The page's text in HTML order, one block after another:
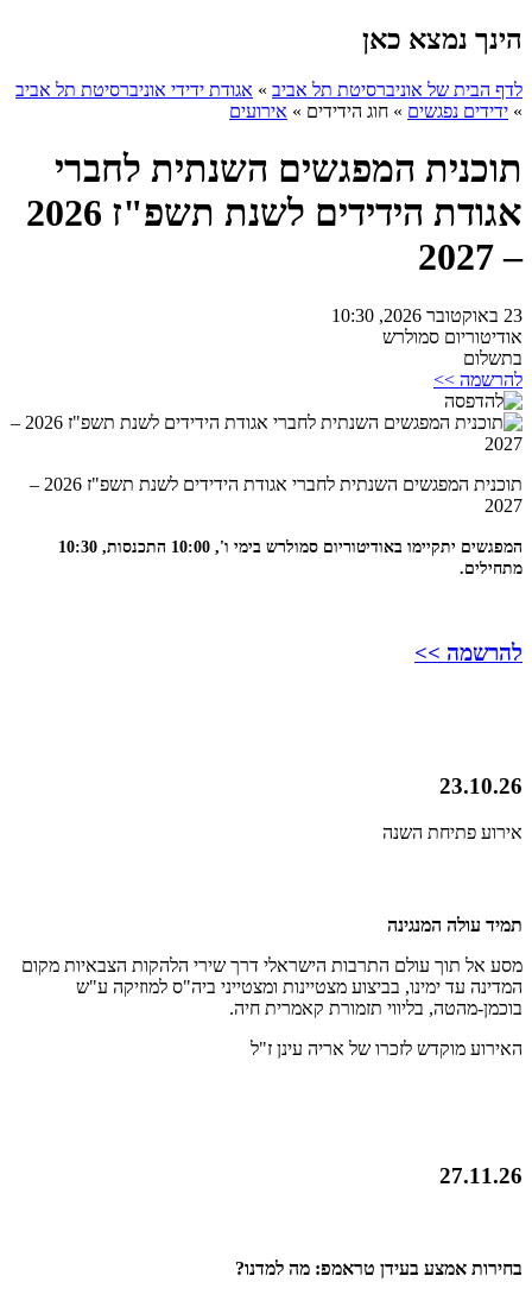
הינך נמצא כאן
לדף הבית של אוניברסיטת תל אביב » אגודת ידידי אוניברסיטת תל אביב
» ידידים נפגשים » חוג הידידים » אירועים
תוכנית המפגשים השנתית לחברי
אגודת הידידים לשנת תשפ"ז 2026
– 2027
23 באוקטובר 2026, 10:30
אודיטוריום סמולרש
בתשלום
להרשמה >>
תוכנית המפגשים השנתית לחברי אגודת הידידים לשנת תשפ"ז 2026 –
2027
המפגשים יתקיימו באודיטוריום סמולרש בימי ו', 10:00 התכנסות, 10:30
מתחילים.
להרשמה >>
23.10.26
אירוע פתיחת השנה
תמיד עולה המנגינה
מסע אל תוך עולם התרבות הישראלי דרך שירי הלהקות הצבאיות מקום
המדינה עד ימינו, בביצוע מצטיינות ומצטייני ביה"ס למוזיקה ע"ש
בוכמן-מהטה, בליווי תזמורת קאמרית חיה.
האירוע מוקדש לזכרו של אריה עינן ז"ל
27.11.26
בחירות אמצע בעידן טראמפ: מה למדנו?